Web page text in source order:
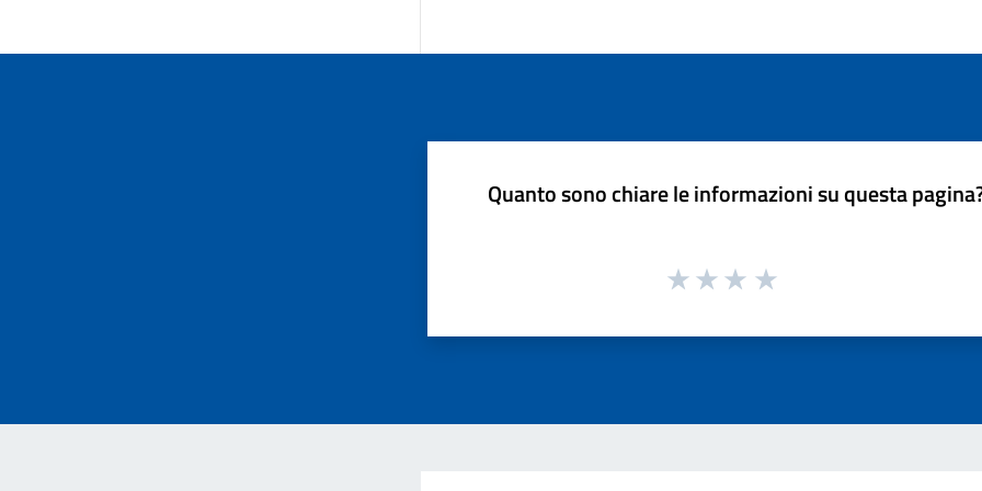
Quanto sono chiare le informazioni su questa